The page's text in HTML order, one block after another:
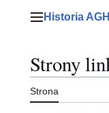
Menu główne
Historia AGH
Strony
Strona